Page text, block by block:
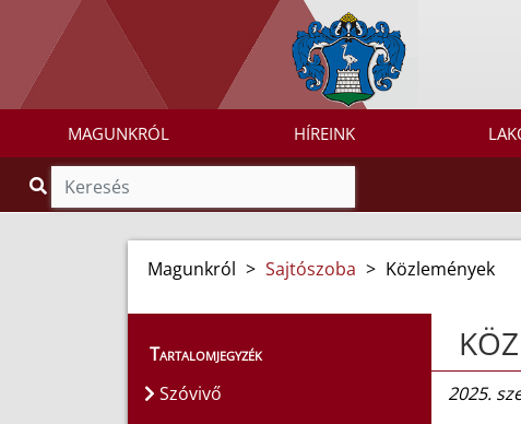
MAGUNKRÓL HÍREINK
Magunkról > Sajtószoba > Közlemények
Tartalomjegyzék
Szóvivő
2025.